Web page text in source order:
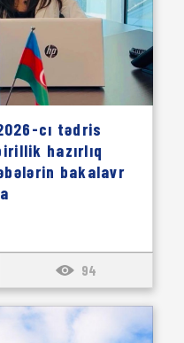
cı tədris
hazırlıq
bakalavr
94